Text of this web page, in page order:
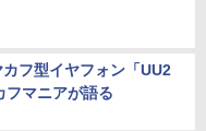
フ型イヤフォン「UU2
フマニアが語る